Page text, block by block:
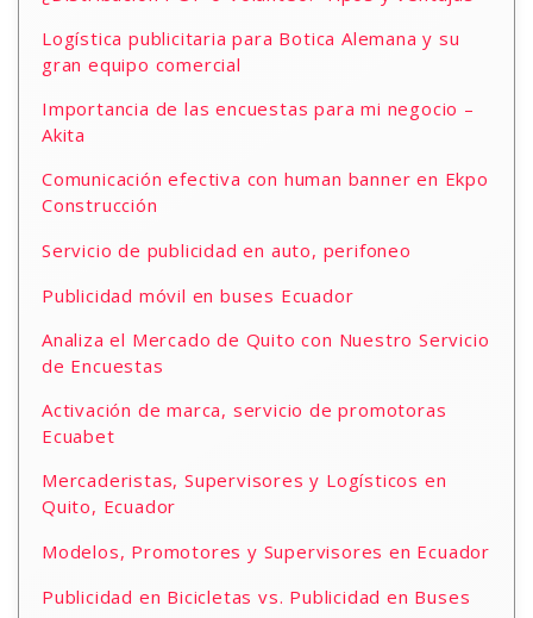
Logística publicitaria para Botica Alemana y su
gran equipo comercial
Importancia de las encuestas para mi negocio –
Akita
Comunicación efectiva con human banner en Ekpo
Construcción
Servicio de publicidad en auto, perifoneo
Publicidad móvil en buses Ecuador
Analiza el Mercado de Quito con Nuestro Servicio
de Encuestas
Activación de marca, servicio de promotoras
Ecuabet
Mercaderistas, Supervisores y Logísticos en
Quito, Ecuador
Modelos, Promotores y Supervisores en Ecuador
Publicidad en Bicicletas vs. Publicidad en Buses